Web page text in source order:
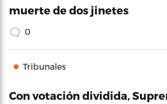
muerte de dos jinetes
0
Tribunales
Con votación dividida,